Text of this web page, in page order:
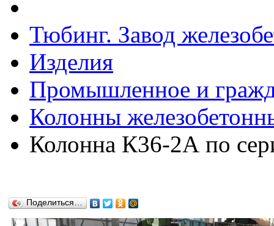
Тюбинг. Завод
Изделия
Промышленное и
Колонны
Колонна К36-2А по
Поделиться…